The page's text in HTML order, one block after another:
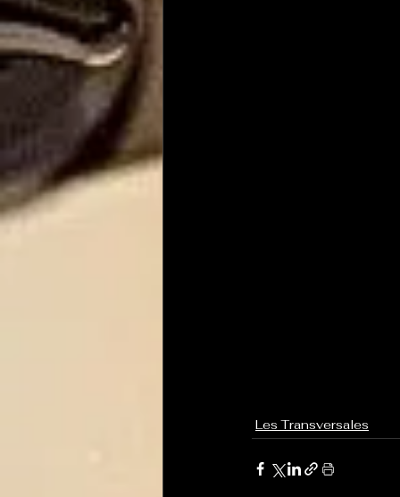
Les Transversales